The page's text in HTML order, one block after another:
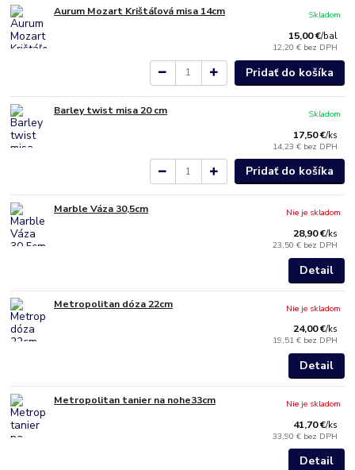
Aurum Mozart Krištáľová misa 14cm
15,00 €/bal
12,20 € bez DPH
Skladom
Pridať do košíka
Barley twist misa 20 cm
17,50 €/ks
14,23 € bez DPH
Skladom
Pridať do košíka
Marble Váza 30,5cm
28,90 €/ks
23,50 € bez DPH
Nie je skladom
Detail
Metropolitan dóza 22cm
24,00 €/ks
19,51 € bez DPH
Nie je skladom
Detail
Metropolitan tanier na nohe33cm
41,70 €/ks
33,90 € bez DPH
Nie je skladom
Detail